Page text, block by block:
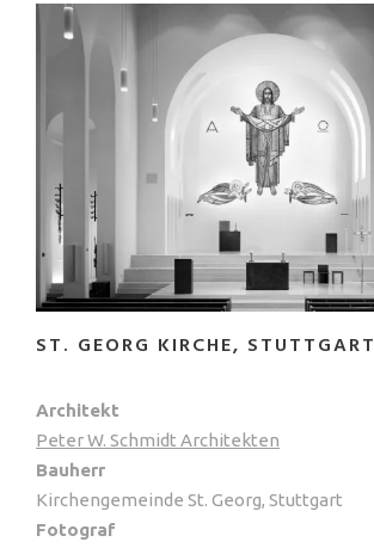
ST. GEORG KIRCHE, STUTTGART
Architekt
Peter W. Schmidt Architekten
Bauherr
Kirchengemeinde St. Georg, Stuttgart
Fotograf